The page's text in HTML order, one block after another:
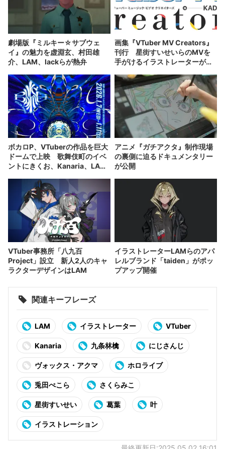
劇場版『ミルキー☆サブウェ
イ』の魅力を虚淵玄、村田雄
介、LAM、lackらが熱弁
画集『VTuber MV Creators』
刊行 星街すいせいらのMVを
手がけるイラストレーターが集
ボカロP、VTuberの作品を巨大
ドームで上映 歌舞伎町のイベ
ントにきくお、Kanaria、LAM
アニメ『ガチアクタ』制作現場
の裏側に迫るドキュメンタリー
が公開
VTuber事務所「八九百
Project」設立 新人2人のキャ
ラクターデザインはLAM
イラストレーターLAMらのアパ
レルブランド「taiden」がポッ
プアップ開催
関連キーフレーズ
LAM イラストレーター VTuber
Kanaria 九条林檎 にじさんじ
ヴォックス・アクマ ホロライブ
兎田ぺこら さくらみこ
星街すいせい 葛葉 叶
イラストレーション